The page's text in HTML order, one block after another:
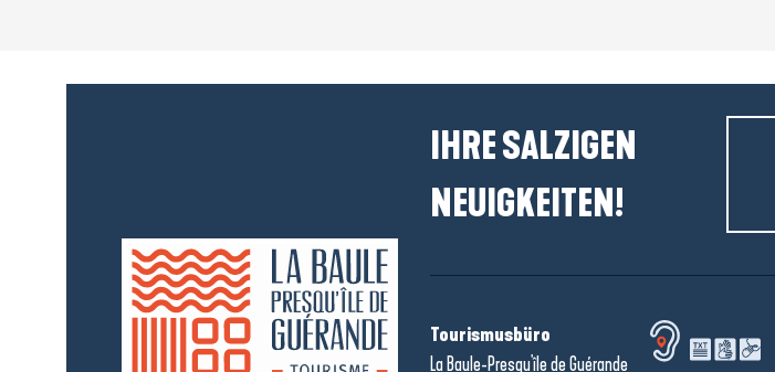
IHRE SALZIGEN
NEUIGKEITEN!
Tourismusbüro
La Baule-Presqu'île de Guérande